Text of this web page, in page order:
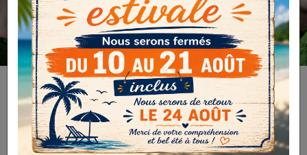
Nos coups de coeurs